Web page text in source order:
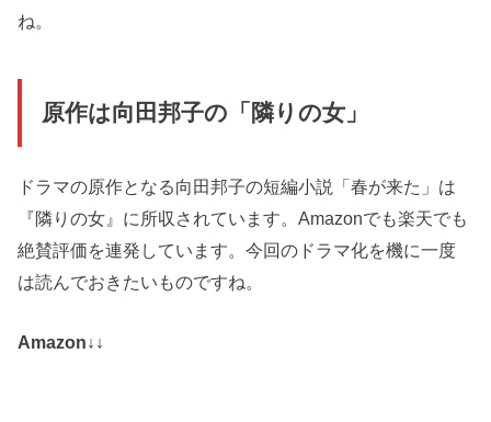
ね。
原作は向田邦子の「隣りの女」
ドラマの原作となる向田邦子の短編小説「春が来た」は
『隣りの女』に所収されています。Amazonでも楽天でも
絶賛評価を連発しています。今回のドラマ化を機に一度
は読んでおきたいものですね。
Amazon↓↓